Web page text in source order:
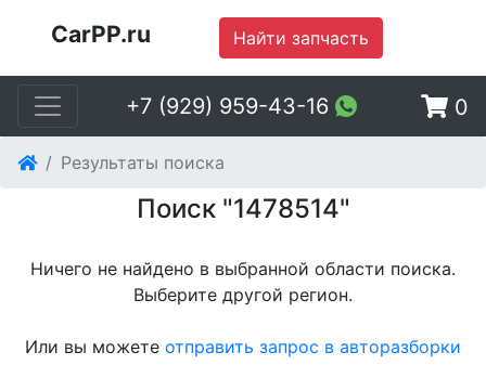
CarPP.ru Найти запчасть
+7 (929) 959-43-16 0
Результаты поиска
Поиск "1478514"
Ничего не найдено в выбранной области поиска.
Выберите другой регион.
Или вы можете отправить запрос в авторазборки